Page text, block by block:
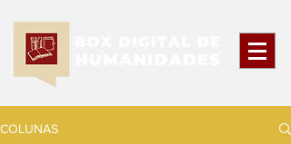
COLUNAS